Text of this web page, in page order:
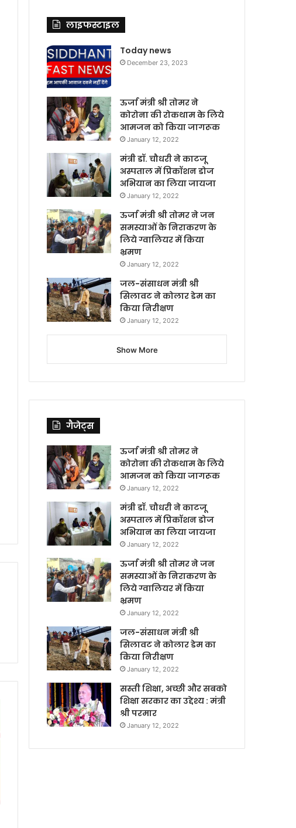
लाइफस्टाइल
Today news
December 23, 2023
ऊर्जा मंत्री श्री तोमर ने
कोरोना की रोकथाम के लिये
आमजन को किया जागरूक
January 12, 2022
मंत्री डॉ. चौधरी ने काटजू
अस्पताल में प्रिकॉशन डोज
अभियान का लिया जायजा
January 12, 2022
ऊर्जा मंत्री श्री तोमर ने जन
समस्याओं के निराकरण के
लिये ग्वालियर में किया
भ्रमण
January 12, 2022
जल-संसाधन मंत्री श्री
सिलावट ने कोलार डेम का
किया निरीक्षण
January 12, 2022
Show More
गैजेट्स
ऊर्जा मंत्री श्री तोमर ने
कोरोना की रोकथाम के लिये
आमजन को किया जागरूक
January 12, 2022
मंत्री डॉ. चौधरी ने काटजू
अस्पताल में प्रिकॉशन डोज
अभियान का लिया जायजा
January 12, 2022
ऊर्जा मंत्री श्री तोमर ने जन
समस्याओं के निराकरण के
लिये ग्वालियर में किया
भ्रमण
January 12, 2022
जल-संसाधन मंत्री श्री
सिलावट ने कोलार डेम का
किया निरीक्षण
January 12, 2022
सस्ती शिक्षा, अच्छी और सबको
शिक्षा सरकार का उद्देश्य : मंत्री
श्री परमार
January 12, 2022